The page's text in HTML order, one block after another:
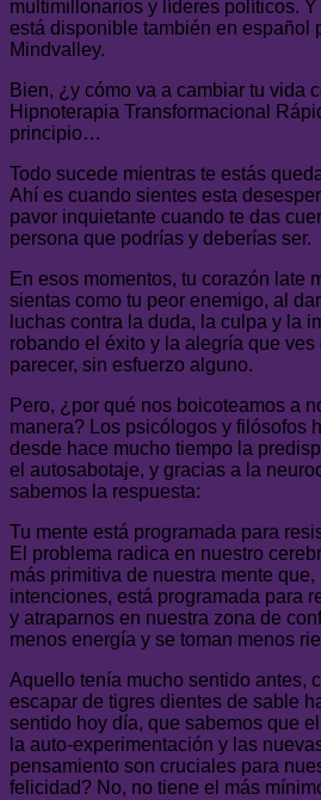
multimillonarios y líderes políticos.
está disponible también en español
Mindvalley.
Bien, ¿y cómo va a cambiar tu vida
Hipnoterapia Transformacional
principio…
Todo sucede mientras te estás
Ahí es cuando sientes esta
pavor inquietante cuando te das
persona que podrías y deberías ser.
En esos momentos, tu corazón late
sientas como tu peor enemigo, al
luchas contra la duda, la culpa y la
robando el éxito y la alegría que ves
parecer, sin esfuerzo alguno.
Pero, ¿por qué nos boicoteamos a
manera? Los psicólogos y filósofos
desde hace mucho tiempo la
el autosabotaje, y gracias a la
sabemos la respuesta:
Tu mente está programada para
El problema radica en nuestro
más primitiva de nuestra mente
intenciones, está programada para
y atraparnos en nuestra zona de
menos energía y se toman menos
Aquello tenía mucho sentido antes,
escapar de tigres dientes de sable
sentido hoy día, que sabemos que
la auto-experimentación y las
pensamiento son cruciales para
felicidad? No, no tiene el más